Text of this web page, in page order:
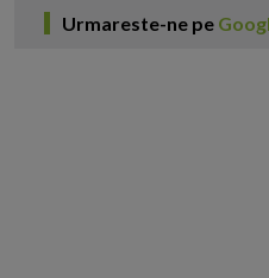
Urmareste-ne pe